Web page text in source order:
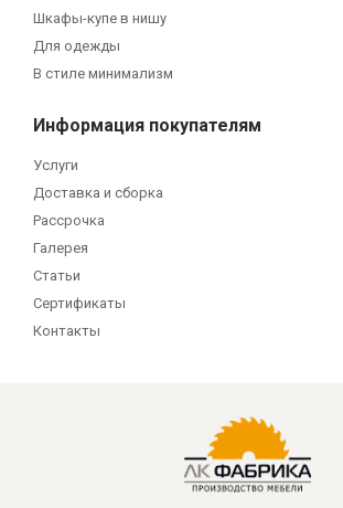
Шкафы-купе в нишу
Для одежды
В стиле минимализм
Информация покупателям
Услуги
Доставка и сборка
Рассрочка
Галерея
Статьи
Сертификаты
Контакты